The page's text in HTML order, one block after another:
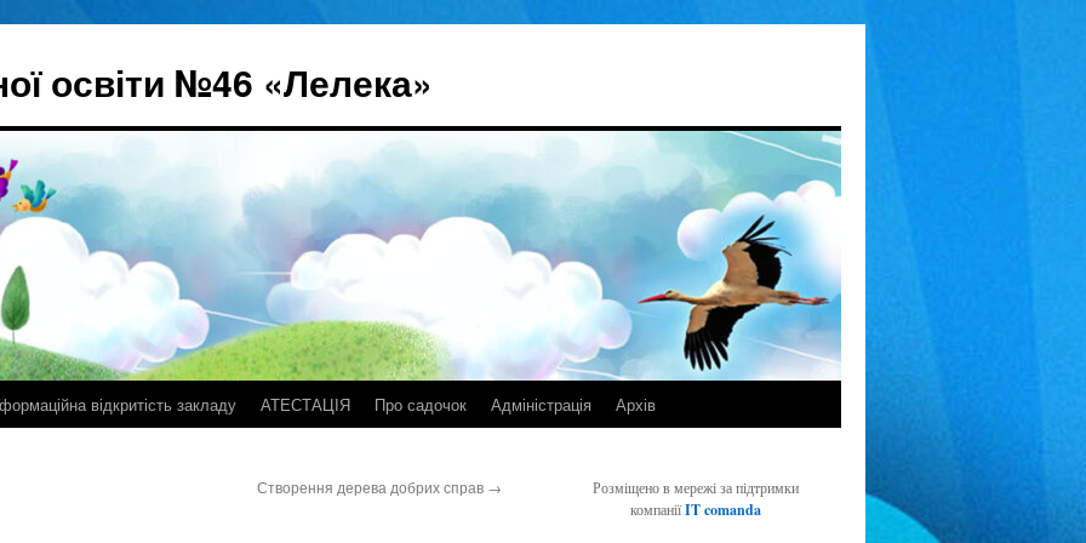
освіти №46 «Лелека»
відкритість закладу АТЕСТАЦІЯ Про садочок Адміністрація Архів
Створення дерева добрих справ →
Розміщено в мережі за підтримки
компаніїIT comanda